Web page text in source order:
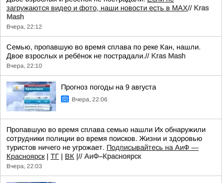
загружаются видео и фото, наши новости есть в MAX// Kras
Mash
Вчера, 22:12
Семью, пропавшую во время сплава по реке Кан, нашли.
Двое взрослых и ребёнок не пострадали.// Kras Mash
Вчера, 22:10
Прогноз погоды на 9 августа
Вчера, 22:06
Пропавшую во время сплава семью нашли Их обнаружили
сотрудники полиции во время поисков. Жизни и здоровью
туристов ничего не угрожает. Подписывайтесь на АиФ —
Красноярск| ТГ | ВК |// АиФ–Красноярск
Вчера, 22:03